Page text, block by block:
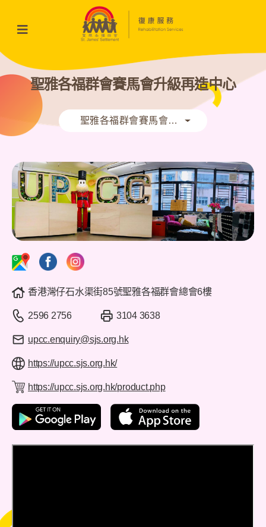
聖雅各福群會賽馬會升級再造中心
聖雅各福群會賽馬會升級再造中心
香港灣仔石水渠街85號聖雅各福群會總會6樓
2596 2756 3104 3638
upcc.enquiry@sjs.org.hk
https://upcc.sjs.org.hk/
https://upcc.sjs.org.hk/product.php